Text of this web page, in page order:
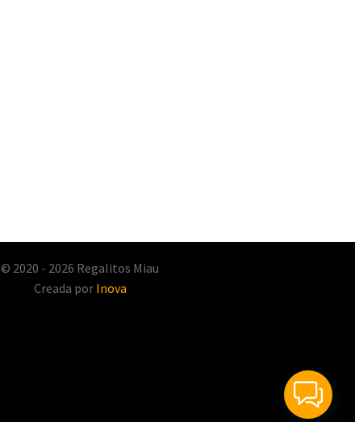
© 2020 - 2026 Regalitos Miau
Creada por Inova